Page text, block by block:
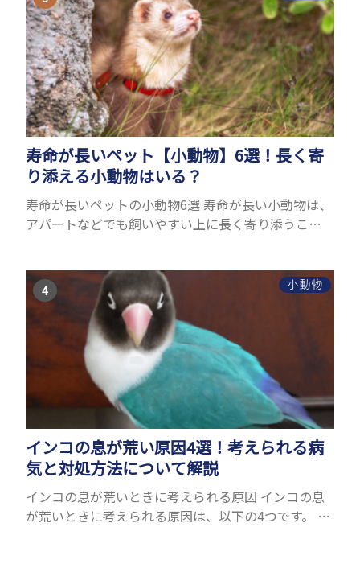
寿命が長いペット【小動物】6選！長く寄
り添える小動物はいる？
寿命が長いペットの小動物6選 寿命が長い小動物は、
アパートなどでも飼いやすい上に長く寄り添うこと
育のポイ...
小動物
インコの息が荒い原因4選！考えられる病
気と対処方法について解説
インコの息が荒いときに考えられる原因 インコの息
が荒いときに考えられる原因は、以下の4つです。 ●